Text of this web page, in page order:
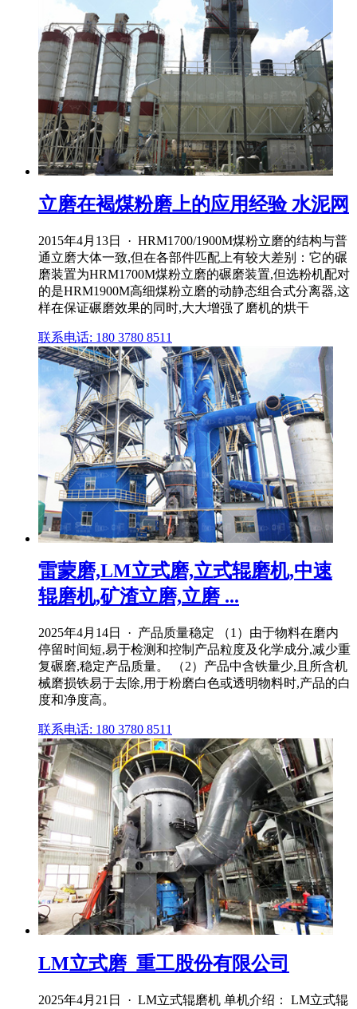
立磨在褐煤粉磨上的应用经验 水泥网
2015年4月13日 · HRM1700/1900M煤粉立磨的结构与普
通立磨大体一致,但在各部件匹配上有较大差别：它的碾
磨装置为HRM1700M煤粉立磨的碾磨装置,但选粉机配对
的是HRM1900M高细煤粉立磨的动静态组合式分离器,这
样在保证碾磨效果的同时,大大增强了磨机的烘干
联系电话: 180 3780 8511
雷蒙磨,LM立式磨,立式辊磨机,中速
辊磨机,矿渣立磨,立磨 ...
2025年4月14日 · 产品质量稳定 （1）由于物料在磨内
停留时间短,易于检测和控制产品粒度及化学成分,减少重
复碾磨,稳定产品质量。 （2）产品中含铁量少,且所含机
械磨损铁易于去除,用于粉磨白色或透明物料时,产品的白
度和净度高。
联系电话: 180 3780 8511
LM立式磨_重工股份有限公司
2025年4月21日 · LM立式辊磨机 单机介绍： LM立式辊